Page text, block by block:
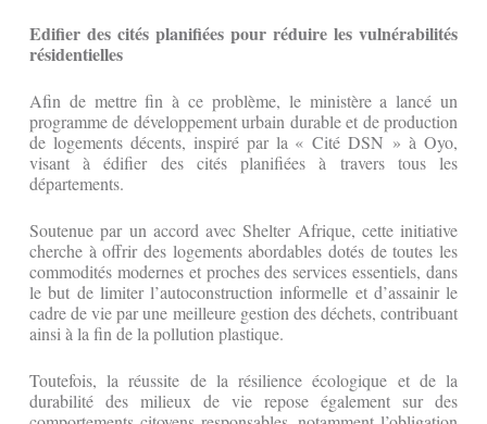
Edifier des cités planifiées pour réduire les vulnérabilités
résidentielles
Afin de mettre fin à ce problème, le ministère a lancé un
programme de développement urbain durable et de production
de logements décents, inspiré par la « Cité DSN » à Oyo,
visant à édifier des cités planifiées à travers tous les
départements.
Soutenue par un accord avec Shelter Afrique, cette initiative
cherche à offrir des logements abordables dotés de toutes les
commodités modernes et proches des services essentiels, dans
le but de limiter l’autoconstruction informelle et d’assainir le
cadre de vie par une meilleure gestion des déchets, contribuant
ainsi à la fin de la pollution plastique.
Toutefois, la réussite de la résilience écologique et de la
durabilité des milieux de vie repose également sur des